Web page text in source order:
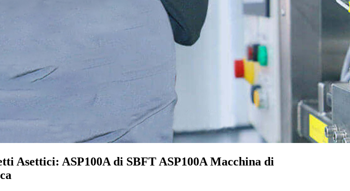
Asettici: ASP100A di SBFT ASP100A Macchina di